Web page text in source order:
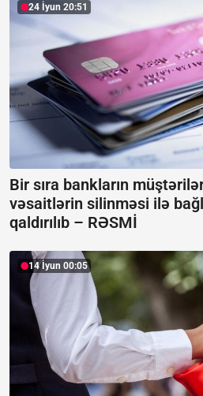
24 İyun 20:51
Bir sıra bankların
vəsaitlərin silinməsi ilə
qaldırılıb – RƏSMİ
14 İyun 00:05